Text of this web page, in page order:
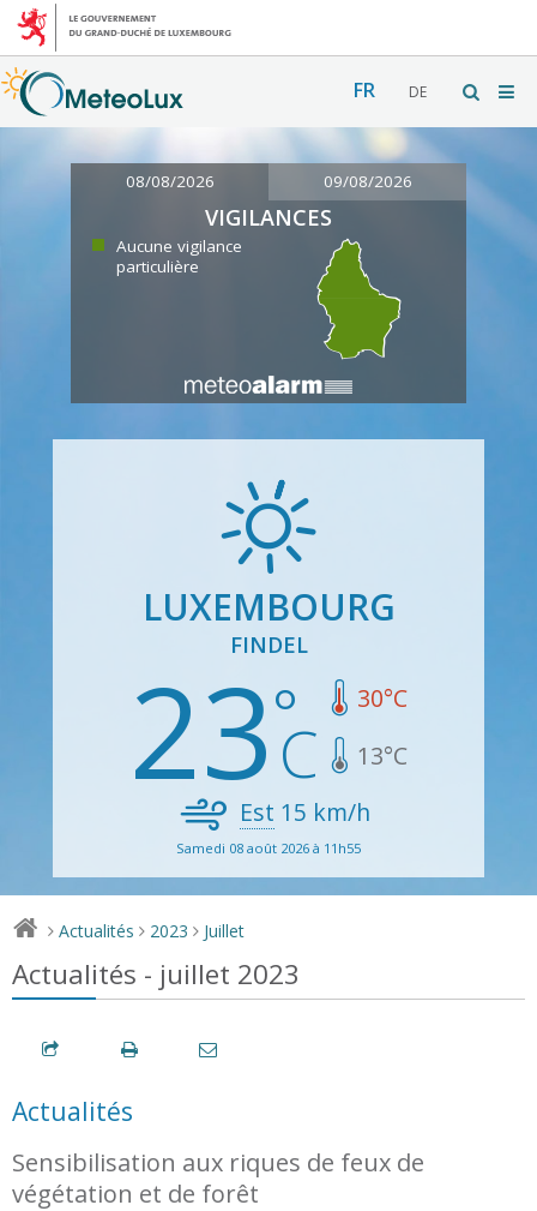
FR DE
08/08/2026 09/08/2026
VIGILANCES
Aucune vigilance
particulière
LUXEMBOURG
FINDEL
23 30°C
13°C
Est 15 km/h
Samedi 08 août 2026 à 11h55
> Actualités > 2023 > Juillet
Actualités - juillet 2023
Actualités
Sensibilisation aux riques de feux de
végétation et de forêt